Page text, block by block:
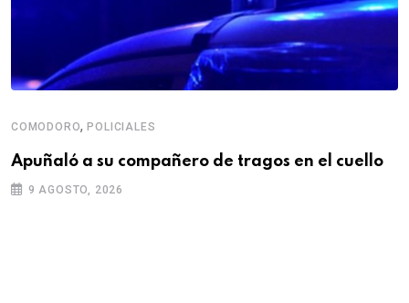
COMODORO,POLICIALES
Apuñaló a su compañero de tragos en el cuello
9 AGOSTO, 2026